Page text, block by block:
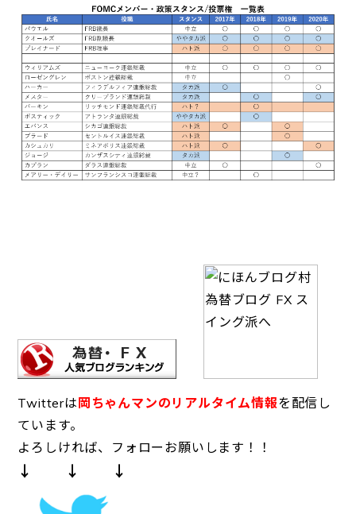
Twitterは岡ちゃんマンのリアルタイム情報を配信し
ています。
よろしければ、フォローお願いします！！
↓ ↓ ↓